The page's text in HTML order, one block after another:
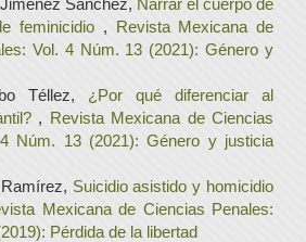
Sánchez, Narrar el cuerpo de
feminicidio , Revista Mexicana de
Vol. 4 Núm. 13 (2021): Género y
Téllez, ¿Por qué diferenciar al
, Revista Mexicana de Ciencias
Núm. 13 (2021): Género y justicia
Suicidio asistido y homicidio
Mexicana de Ciencias Penales:
Pérdida de la libertad